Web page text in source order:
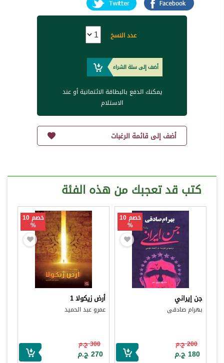
عدد النسخ
أضف إلى سلة الشراء
يمكنك الدفع بالبطاقة الائتمانية أو عند
الاستلام
أضف إلى قائمة الرغبات
كتب قد تعجبك من هذه الفئة
خصم 10
%
جن إيراني
بهرام صادقى
200 ج.م
180 ج.م
خصم 10
%
أرض زيكولا 1
عمرو عبد الحميد
300 ج.م
270 ج.م